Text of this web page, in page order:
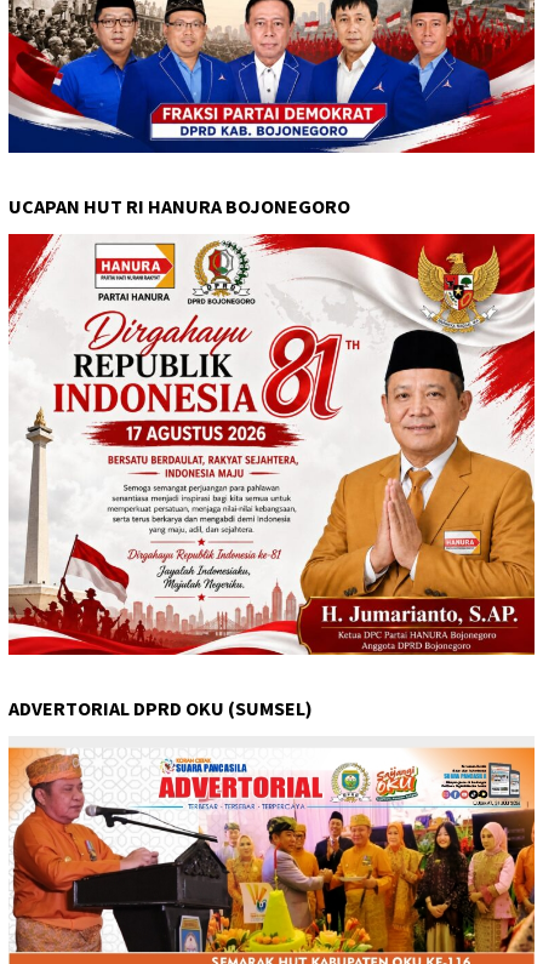
UCAPAN HUT RI HANURA BOJONEGORO
ADVERTORIAL DPRD OKU (SUMSEL)